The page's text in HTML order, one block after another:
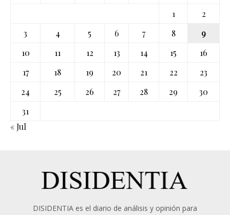
1
2
3
4 5 6 7 8
9
10
11 12 13 14 15
16
17
18 19 20 21 22
23
24
25 26 27 28 29
30
31
« Jul
DISIDENTIA es el diario de análisis y opinión para